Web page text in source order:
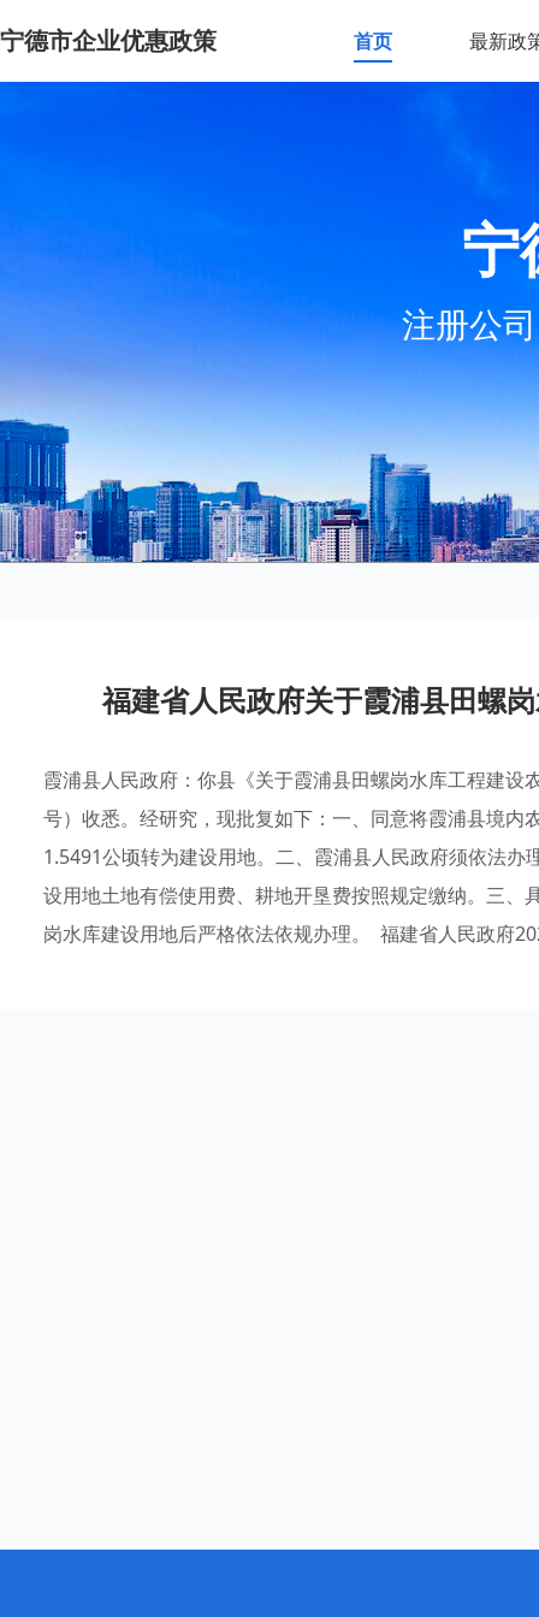
宁德市企业优惠政策 首页 最新政
宁
注册公
福建省人民政府关于霞浦县田螺
霞浦县人民政府：你县《关于霞浦县田螺岗水库工程建
号）收悉。经研究，现批复如下：一、同意将霞浦县境
1.5491公顷转为建设用地。二、霞浦县人民政府须依法
设用地土地有偿使用费、耕地开垦费按照规定缴纳。三
岗水库建设用地后严格依法依规办理。 福建省人民政府